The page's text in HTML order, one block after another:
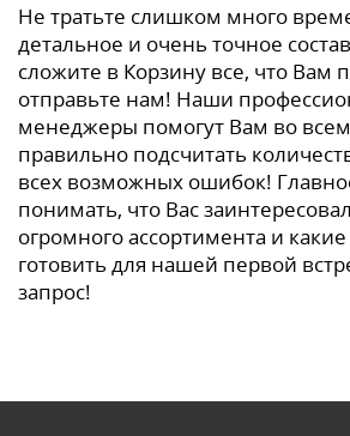
Не тратьте слишком много
детальное и очень точное
сложите в Корзину все, что Вам
отправьте нам! Наши
менеджеры помогут Вам во всем
правильно подсчитать
всех возможных ошибок!
понимать, что Вас
огромного ассортимента и
готовить для нашей первой
запрос!